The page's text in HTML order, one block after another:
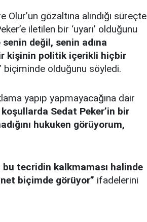
Olur’un gözaltına alındığı süreçte
iletilen bir ‘uyarı’ olduğunu
senin değil, senin adına
kişinin politik içerikli hiçbir
biçiminde olduğunu söyledi.
yapıp yapmayacağına dair
Sedat Peker’in bir
hukuken görüyorum,
bu tecridin kalkmaması halinde
biçimde görüyor” ifadelerini